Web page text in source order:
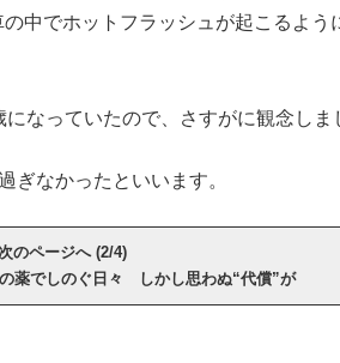
中でホットフラッシュが起こるよう
になっていたので、さすがに観念しま
ぎなかったといいます。
次のページへ (2/4)
薬でしのぐ日々 しかし思わぬ“代償”が